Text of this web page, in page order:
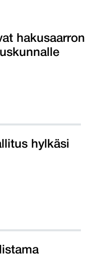
hakusaarron
hylkäsi